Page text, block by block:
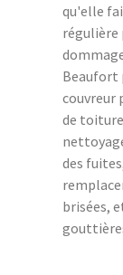
qu'elle
régulière
Beaufort
couvreur
de
des
brisées,